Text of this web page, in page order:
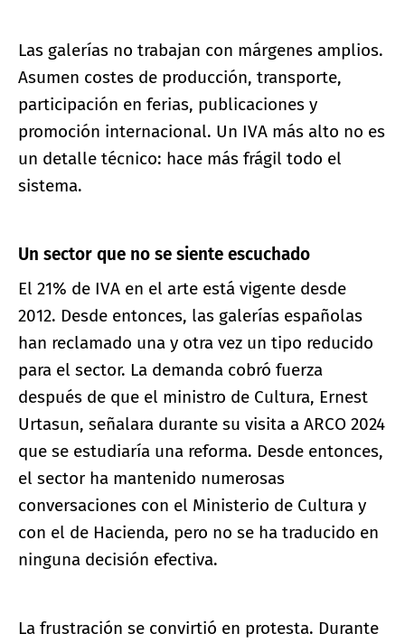
Las galerías no trabajan con márgenes amplios.
Asumen costes de producción, transporte,
participación en ferias, publicaciones y
promoción internacional. Un IVA más alto no es
un detalle técnico: hace más frágil todo el
sistema.
Un sector que no se siente escuchado
El 21% de IVA en el arte está vigente desde
2012. Desde entonces, las galerías españolas
han reclamado una y otra vez un tipo reducido
para el sector. La demanda cobró fuerza
después de que el ministro de Cultura, Ernest
Urtasun, señalara durante su visita a ARCO 2024
que se estudiaría una reforma. Desde entonces,
el sector ha mantenido numerosas
conversaciones con el Ministerio de Cultura y
con el de Hacienda, pero no se ha traducido en
ninguna decisión efectiva.
La frustración se convirtió en protesta. Durante